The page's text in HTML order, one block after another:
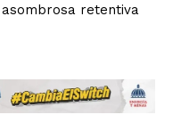
retentiva